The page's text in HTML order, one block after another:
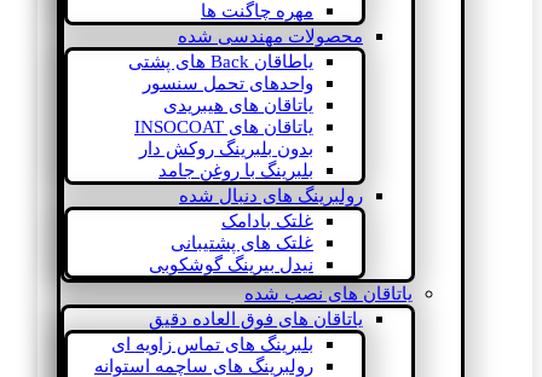
مهره چاگنت ها
محصولات مهندسی شده
یاطاقان Back های پشتی
واحدهای تحمل سنسور
یاتاقان های هیبریدی
یاتاقان های INSOCOAT
بدون بلبرینگ روکش دار
بلبرینگ با روغن جامد
رولبرینگ های دنبال شده
غلتک بادامک
غلتک های پشتیبانی
نیدل بیرینگ گوشکوبی
یاتاقان های نصب شده
یاتاقان های فوق العاده دقیق
بلبرینگ های تماس زاویه ای
رولبرینگ های ساچمه استوانه